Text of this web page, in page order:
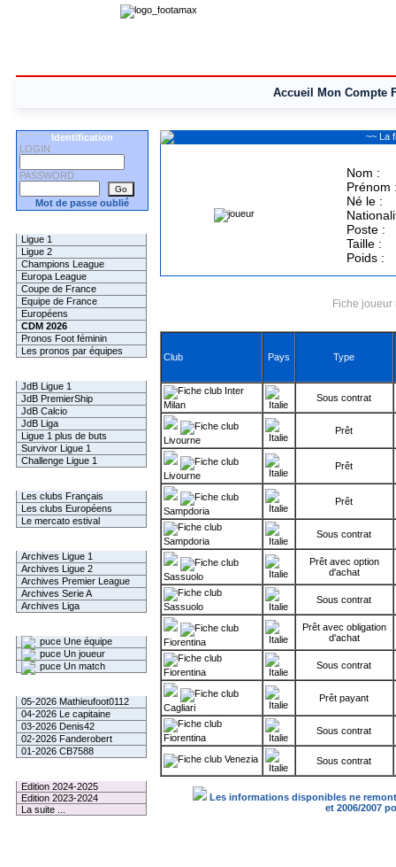
Accueil Mon Compte
Identification
LOGIN
PASSWORD
Mot de passe oublié
Ligue 1
Ligue 2
Champions League
Europa League
Coupe de France
Equipe de France
Européens
CDM 2026
Pronos Foot féminin
Les pronos par équipes
JdB Ligue 1
JdB PremierShip
JdB Calcio
JdB Liga
Ligue 1 plus de buts
Survivor Ligue 1
Challenge Ligue 1
Les clubs Français
Les clubs Européens
Le mercato estival
Archives Ligue 1
Archives Ligue 2
Archives Premier League
Archives Serie A
Archives Liga
Une équipe
Un joueur
Un match
05-2026 Mathieufoot0112
04-2026 Le capitaine
03-2026 Denis42
02-2026 Fanderobert
01-2026 CB7588
Edition 2024-2025
Edition 2023-2024
La suite ...
~~ La
Nom :
Prénom
Né le :
Poste :
Taille :
Poids :
Fiche
Club Pays Type
Inter
Milan
Sous contrat
Livourne
Prêt
Livourne
Prêt
Sampdoria
Prêt
Sampdoria
Sous contrat
Sassuolo
Prêt avec option
d'achat
Sassuolo
Sous contrat
Fiorentina
Prêt avec obligation
d'achat
Fiorentina
Sous contrat
Cagliari
Prêt payant
Fiorentina
Sous contrat
Venezia Sous contrat
Les informations disponibles ne
et 2006/2007